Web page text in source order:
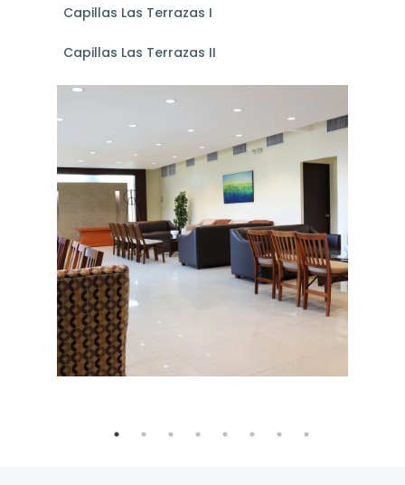
Capillas Las Terrazas I
Capillas Las Terrazas II